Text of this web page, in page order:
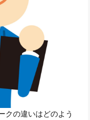
クの違いはどのよう